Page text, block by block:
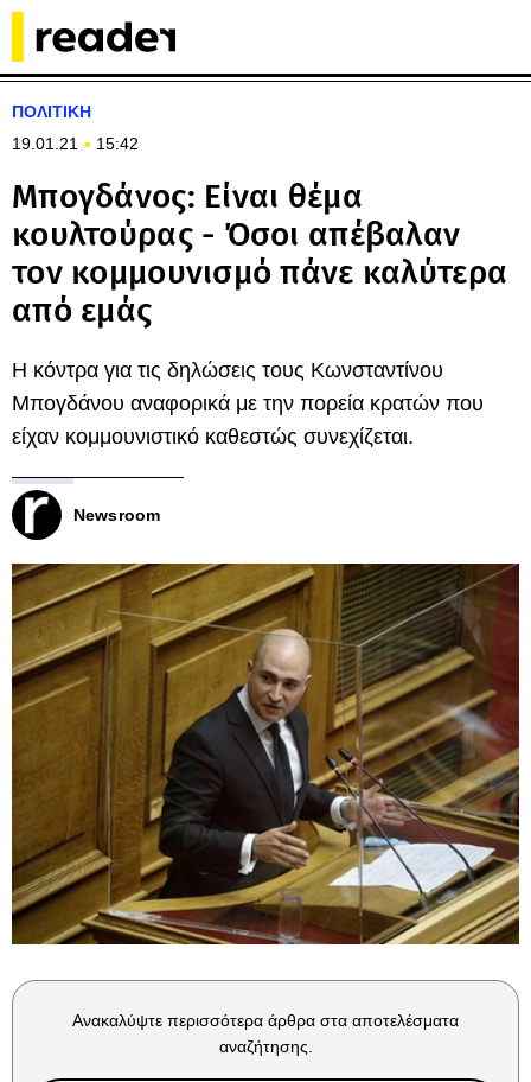
ΠΟΛΙΤΙΚΗ
19.01.21
15:42
Μπογδάνος: Είναι θέμα
κουλτούρας - Όσοι απέβαλαν
τον κομμουνισμό πάνε καλύτερα
από εμάς
Η κόντρα για τις δηλώσεις τους Κωνσταντίνου
Μπογδάνου αναφορικά με την πορεία κρατών που
είχαν κομμουνιστικό καθεστώς συνεχίζεται.
Newsroom
Ανακαλύψτε περισσότερα άρθρα στα αποτελέσματα
αναζήτησης.